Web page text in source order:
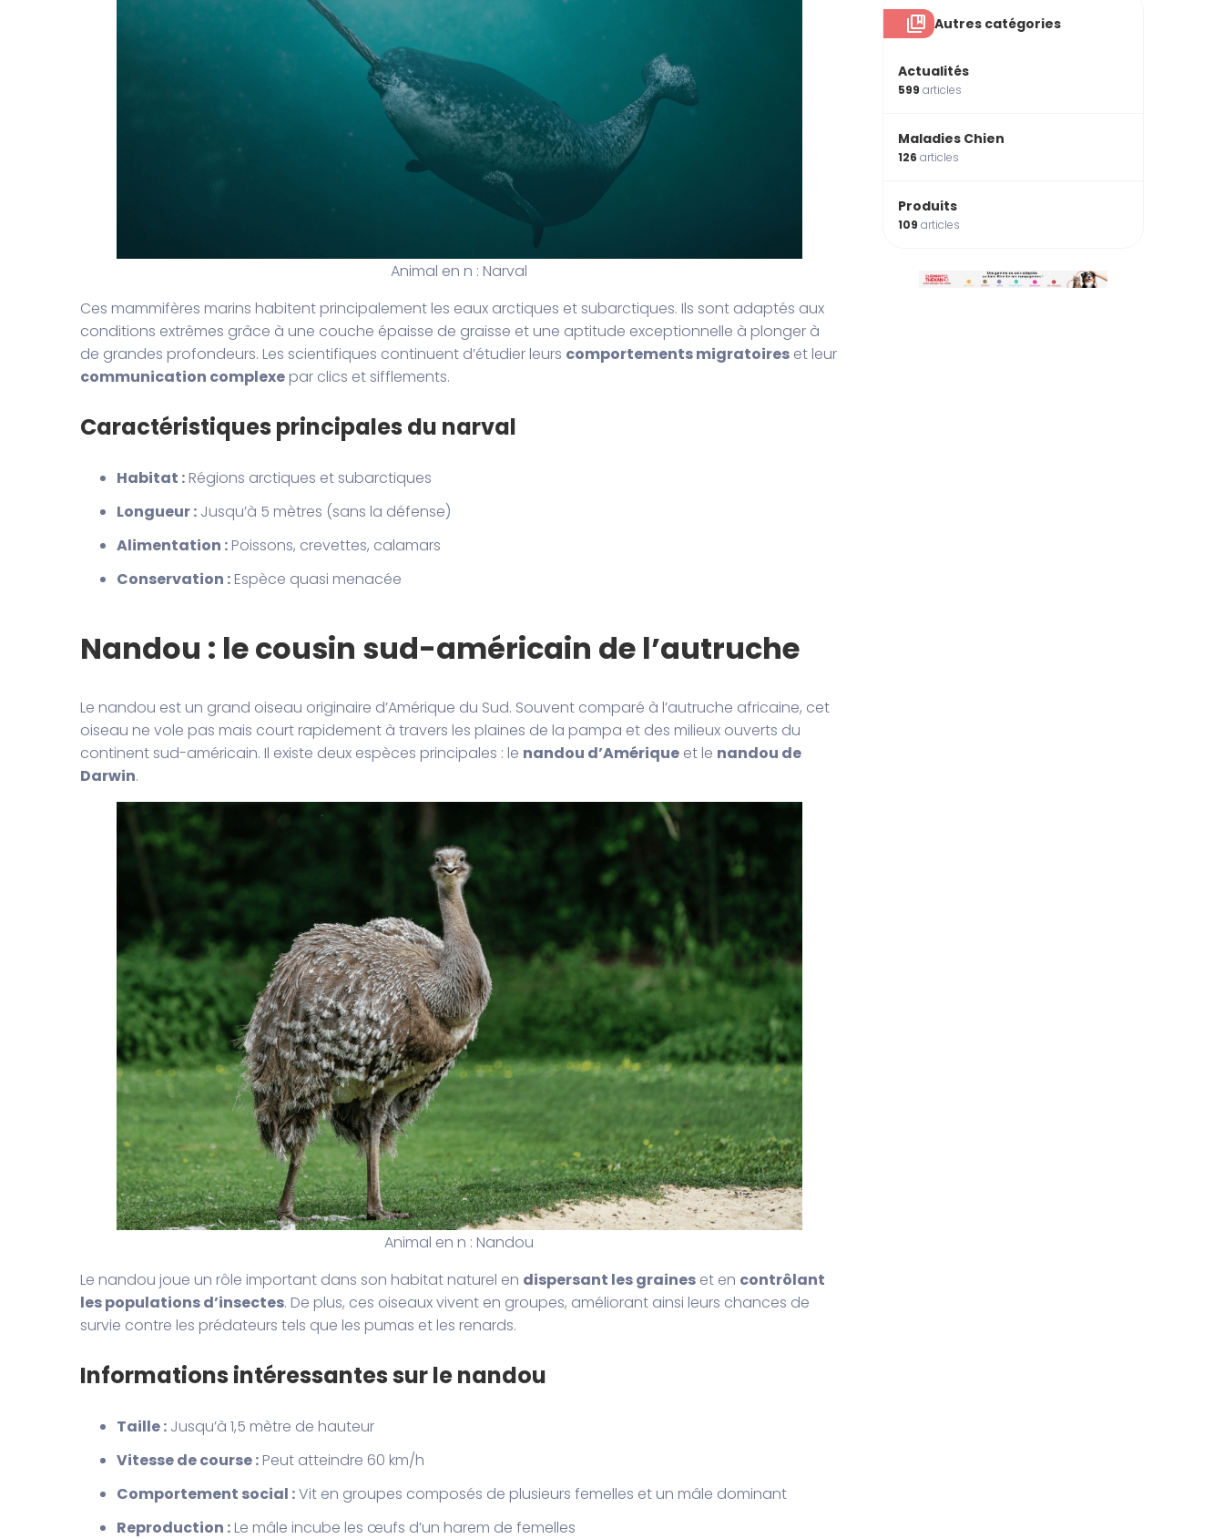
Animal en n : Narval
Ces mammifères marins habitent principalement les eaux arctiques et subarctiques. Ils sont adaptés aux
conditions extrêmes grâce à une couche épaisse de graisse et une aptitude exceptionnelle à plonger à
de grandes profondeurs. Les scientifiques continuent d’étudier leurs comportements migratoireset leur
communication complexepar clics et sifflements.
Caractéristiques principales du narval
Habitat :Régions arctiques et subarctiques
Longueur :Jusqu’à 5 mètres (sans la défense)
Alimentation :Poissons, crevettes, calamars
Conservation :Espèce quasi menacée
Nandou : le cousin sud-américain de l’autruche
Le nandou est un grand oiseau originaire d’Amérique du Sud. Souvent comparé à l’autruche africaine, cet
oiseau ne vole pas mais court rapidement à travers les plaines de la pampa et des milieux ouverts du
continent sud-américain. Il existe deux espèces principales : le nandou d’Amériqueet le nandou de
Darwin.
Animal en n : Nandou
Le nandou joue un rôle important dans son habitat naturel en dispersant les graineset en contrôlant
les populations d’insectes. De plus, ces oiseaux vivent en groupes, améliorant ainsi leurs chances de
survie contre les prédateurs tels que les pumas et les renards.
Informations intéressantes sur le nandou
Taille :Jusqu’à 1,5 mètre de hauteur
Vitesse de course :Peut atteindre 60 km/h
Comportement social :Vit en groupes composés de plusieurs femelles et un mâle dominant
Reproduction :Le mâle incube les œufs d’un harem de femelles
Autres catégories
Actualités
599 articles
Maladies Chien
126 articles
Produits
109 articles